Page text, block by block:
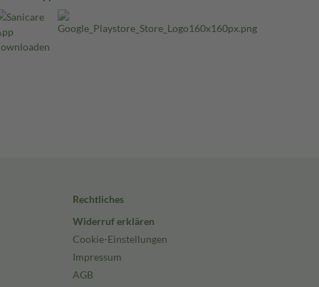
Rechtliches
Widerruf erklären
Cookie-Einstellungen
Impressum
AGB